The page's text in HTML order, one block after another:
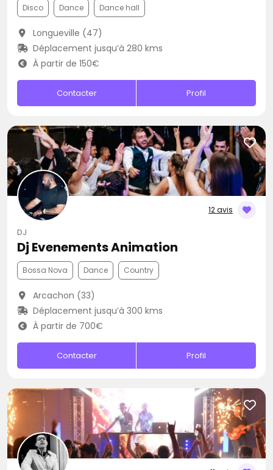
Disco Dance Dance hall
Longueville (47)
Déplacement jusqu’à 280 kms
À partir de 150€
Contacter Profil
12 avis
DJ
Dj Evenements Animation
Bossa Nova Dance Country
Arcachon (33)
Déplacement jusqu’à 300 kms
À partir de 700€
Contacter Profil